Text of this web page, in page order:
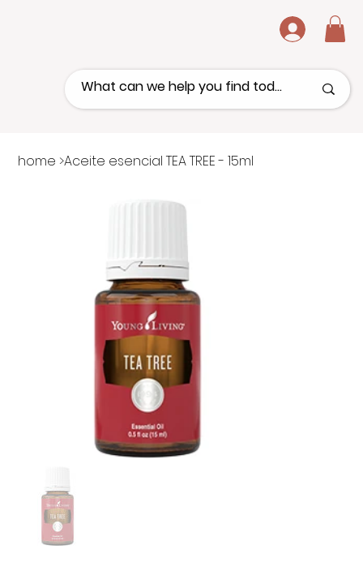
.
home >Aceite esencial TEA TREE - 15ml